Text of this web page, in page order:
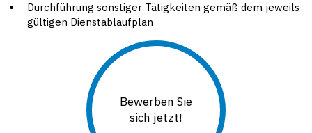
Durchführung sonstiger Tätigkeiten gemäß dem jeweils
gültigen Dienstablaufplan
Bewerben Sie
sich jetzt!